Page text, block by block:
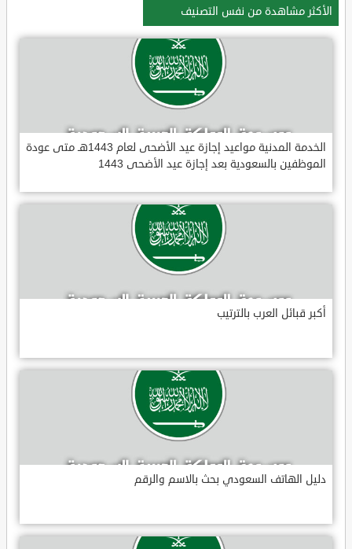
الأكثر مشاهدة من نفس التصنيف
الخدمة المدنية مواعيد إجازة عيد الأضحى لعام 1443هـ متى عودة
الموظفين بالسعودية بعد إجازة عيد الأضحى 1443
أكبر قبائل العرب بالترتيب
دليل الهاتف السعودي بحث بالاسم والرقم